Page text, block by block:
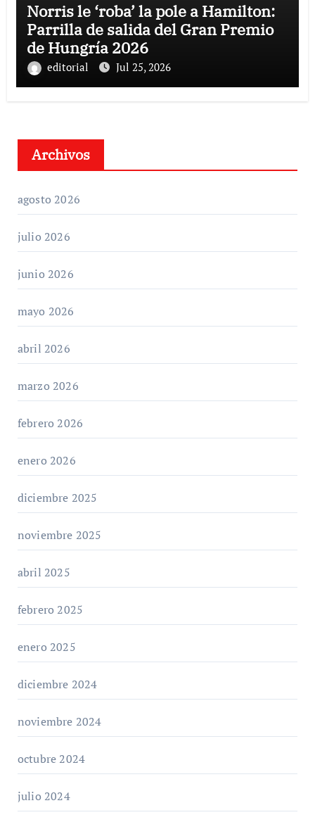
Norris le ‘roba’ la pole a Hamilton:
Parrilla de salida del Gran Premio
de Hungría 2026
editorial Jul 25, 2026
Archivos
agosto 2026
julio 2026
junio 2026
mayo 2026
abril 2026
marzo 2026
febrero 2026
enero 2026
diciembre 2025
noviembre 2025
abril 2025
febrero 2025
enero 2025
diciembre 2024
noviembre 2024
octubre 2024
julio 2024